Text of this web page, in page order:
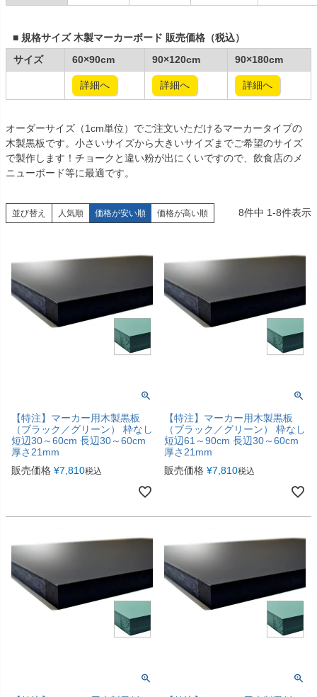
■ 規格サイズ 木製マーカーボード 販売価格（税込）
サイズ
60×90cm 90×120cm 90×180cm
詳細へ 詳細へ 詳細へ
オーダーサイズ（1cm単位）でご注文いただけるマーカータイプの
木製黒板です。小さいサイズから大きいサイズまでご希望のサイズ
で製作します！チョークと違い粉が出にくいですので、飲食店のメ
ニューボード等に最適です。
並び替え 人気順 価格が安い順 価格が高い順 8件中 1-8件表示
【特注】マーカー用木製黒板
（ブラック／グリーン） 枠なし
短辺30～60cm 長辺30～60cm
厚さ21mm
販売価格 ¥7,810税込
【特注】マーカー用木製黒板
（ブラック／グリーン） 枠なし
短辺61～90cm 長辺30～60cm
厚さ21mm
販売価格 ¥7,810税込